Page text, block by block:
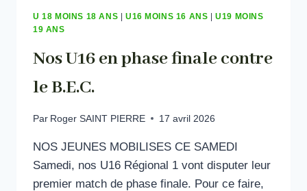
U 18 MOINS 18 ANS U16 MOINS 16 ANS |U19 MOINS
19 ANS
Nos U16 en phase finale contre
le B.E.C.
Par Roger SAINT PIERRE 17 avril 2026
NOS JEUNES MOBILISES CE SAMEDI
Samedi, nos U16 Régional 1 vont disputer leur
premier match de phase finale. Pour ce faire,